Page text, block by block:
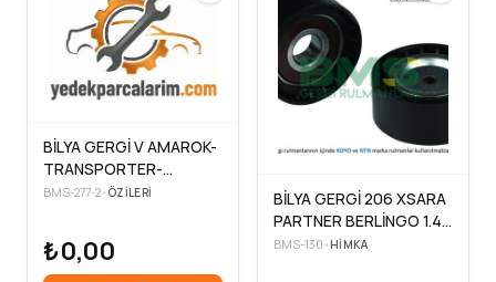
BİLYA GERGİ V AMAROK-
TRANSPORTER-
CRAFTER-TİGUAN
BMS-277-2• ÖZILERI
₺0,00
BİLYA GERGİ 206 XSARA
PARTNER BERLİNGO 1.4-
1.6 1.9
BMS-130 •HIMKA